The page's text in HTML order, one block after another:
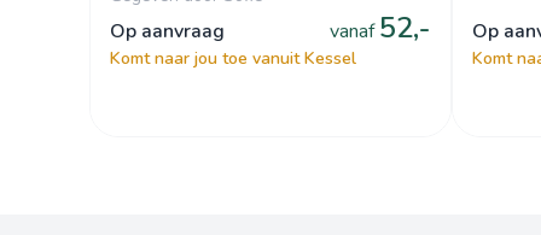
op aanvraag vanaf 52,-
Komt naar jou toe vanuit Kessel
op
Komt